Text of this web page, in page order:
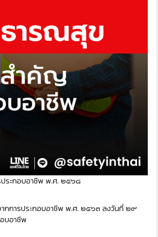
ประกอบอาชีพ พ.ศ. ๒๕๖๘
กการประกอบอาชีพ พ.ศ. ๒๕๖๓ ลงวันที่ ๒๙
อบอาชีพ